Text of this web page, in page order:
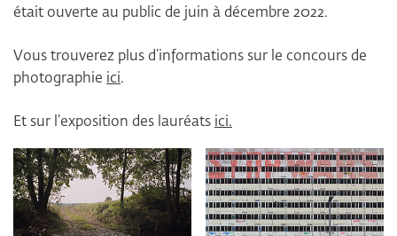
était ouverte au public de juin à décembre 2022.
Vous trouverez plus d’informations sur le concours de
photographie ici.
Et sur l’exposition des lauréats ici.